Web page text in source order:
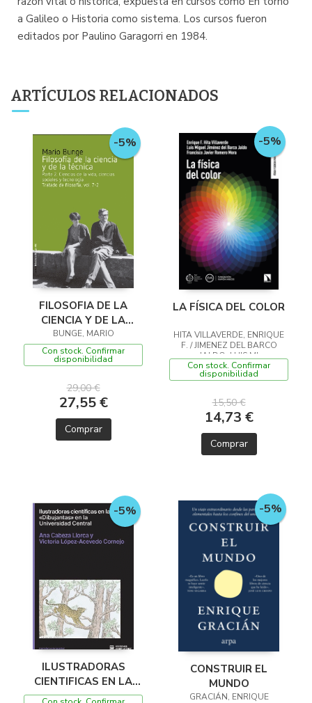
a Galileo o Historia como sistema. Los cursos fueron
editados por Paulino Garagorri en 1984.
ARTÍCULOS RELACIONADOS
-5%
FILOSOFIA DE LA
CIENCIA Y DE LA
TECNICA PARTE 2
BUNGE, MARIO
Con stock. Confirmar
disponibilidad
29,00 €
27,55 €
Comprar
-5%
LA FÍSICA DEL COLOR
HITA VILLAVERDE, ENRIQUE
F. / JIMENEZ DEL BARCO
JALDO, LUIS MI
Con stock. Confirmar
disponibilidad
15,50 €
14,73 €
Comprar
-5%
ILUSTRADORAS
CIENTIFICAS EN LA
SOMBRA
-5%
CONSTRUIR EL
MUNDO
GRACIÁN, ENRIQUE